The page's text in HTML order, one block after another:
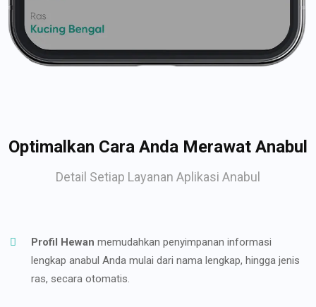
Optimalkan Cara Anda Merawat Anabul
Detail Setiap Layanan Aplikasi Anabul
Profil Hewan memudahkan penyimpanan informasi
lengkap anabul Anda mulai dari nama lengkap, hingga jenis
ras, secara otomatis.